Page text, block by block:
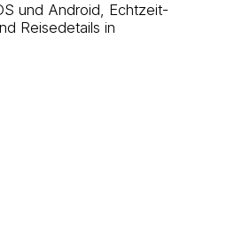
und Android, Echtzeit-
Reisedetails in